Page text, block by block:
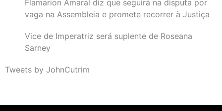
Flamarion Amaral diz que seguirá na disputa por
vaga na Assembleia e promete recorrer à Justiça
Vice de Imperatriz será suplente de Roseana
Sarney
Tweets by JohnCutrim